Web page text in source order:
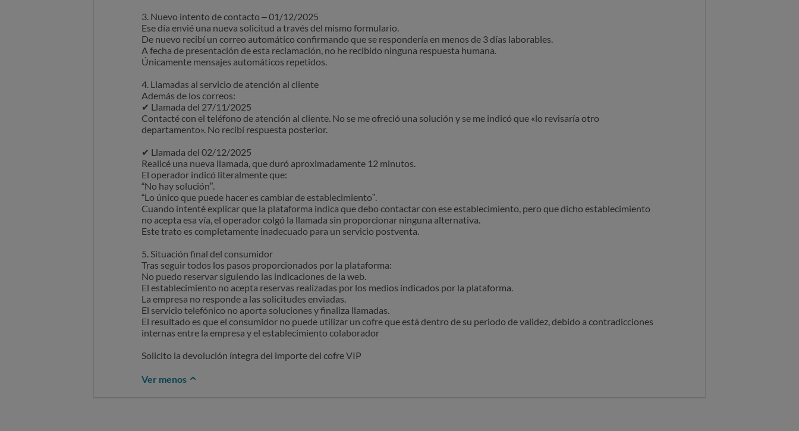
3. Nuevo intento de contacto – 01/12/2025
Ese día envié una nueva solicitud a través del mismo formulario.
De nuevo recibí un correo automático confirmando que se respondería en menos de 3 días laborables.
A fecha de presentación de esta reclamación, no he recibido ninguna respuesta humana.
Únicamente mensajes automáticos repetidos.
4. Llamadas al servicio de atención al cliente
Además de los correos:
✔ Llamada del 27/11/2025
Contacté con el teléfono de atención al cliente. No se me ofreció una solución y se me indicó que «lo revisaría otro
departamento». No recibí respuesta posterior.
✔ Llamada del 02/12/2025
Realicé una nueva llamada, que duró aproximadamente 12 minutos.
El operador indicó literalmente que:
“No hay solución”.
“Lo único que puede hacer es cambiar de establecimiento”.
Cuando intenté explicar que la plataforma indica que debo contactar con ese establecimiento, pero que dicho establecimiento
no acepta esa vía, el operador colgó la llamada sin proporcionar ninguna alternativa.
Este trato es completamente inadecuado para un servicio postventa.
5. Situación final del consumidor
Tras seguir todos los pasos proporcionados por la plataforma:
No puedo reservar siguiendo las indicaciones de la web.
El establecimiento no acepta reservas realizadas por los medios indicados por la plataforma.
La empresa no responde a las solicitudes enviadas.
El servicio telefónico no aporta soluciones y finaliza llamadas.
El resultado es que el consumidor no puede utilizar un cofre que está dentro de su periodo de validez, debido a contradicciones
internas entre la empresa y el establecimiento colaborador
Solicito la devolución íntegra del importe del cofre VIP
Ver menos